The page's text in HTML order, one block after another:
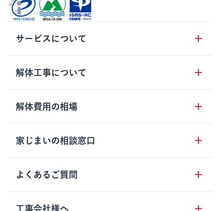
サービスについて
サービスの流れ
サービスのメリット
クラッソーネの自治体連携
お客さまの声
解体工事について
解体工事の基礎知識
解体工事に関わる法律
用語集
解体費用の相場
木造住宅の相場
鉄骨造住宅の相場
RC造住宅の相場
家じまいの相談窓口
家じまいの相談窓口
よくあるご質問
クラッソーネの利用方法
工事会社様へ